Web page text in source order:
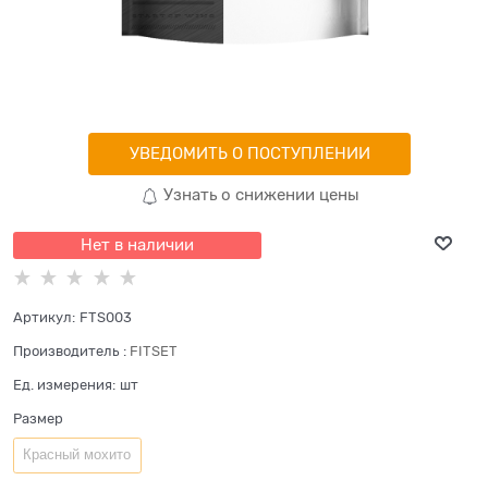
УВЕДОМИТЬ О ПОСТУПЛЕНИИ
Узнать о снижении цены
Нет в наличии
Артикул: FTS003
Производитель : FITSET
Ед. измерения: шт
Размер
Красный мохито